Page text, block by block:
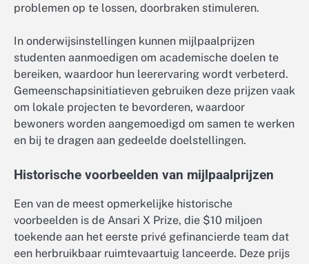
problemen op te lossen, doorbraken stimuleren.
In onderwijsinstellingen kunnen mijlpaalprijzen
studenten aanmoedigen om academische doelen te
bereiken, waardoor hun leerervaring wordt verbeterd.
Gemeenschapsinitiatieven gebruiken deze prijzen vaak
om lokale projecten te bevorderen, waardoor
bewoners worden aangemoedigd om samen te werken
en bij te dragen aan gedeelde doelstellingen.
Historische voorbeelden van mijlpaalprijzen
Een van de meest opmerkelijke historische
voorbeelden is de Ansari X Prize, die $10 miljoen
toekende aan het eerste privé gefinancierde team dat
een herbruikbaar ruimtevaartuig lanceerde. Deze prijs